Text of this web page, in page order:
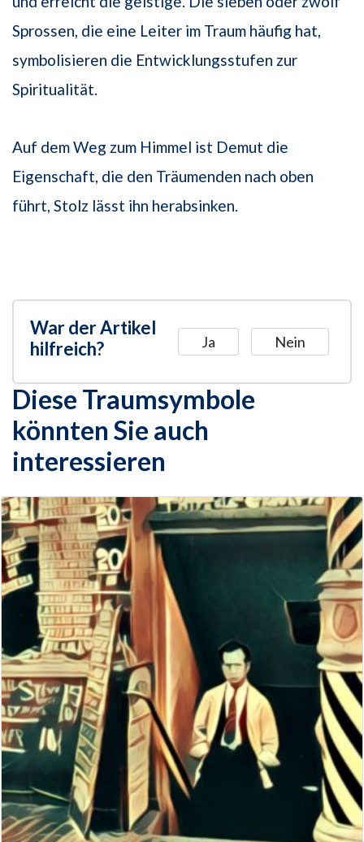
Sprossen, die eine Leiter im Traum häufig hat,
symbolisieren die Entwicklungsstufen zur
Spiritualität.
Auf dem Weg zum Himmel ist Demut die
Eigenschaft, die den Träumenden nach oben
führt, Stolz lässt ihn herabsinken.
War der Artikel
hilfreich?
Ja Nein
Diese Traumsymbole
könnten Sie auch
interessieren